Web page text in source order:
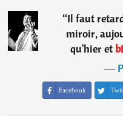
“Il faut
miroir,
qu'hier et
―
Facebook